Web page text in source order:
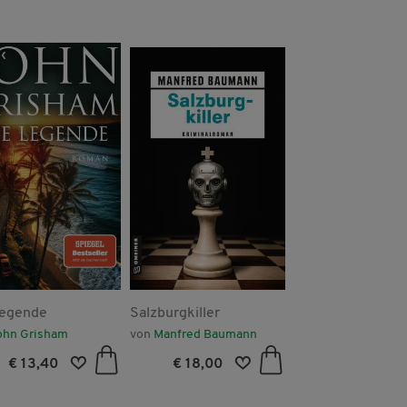
Grisham
€ 13,40
Salzburgkiller
von Manfred Baumann
€ 18,00